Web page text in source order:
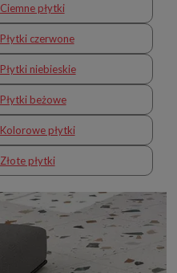
Ciemne płytki
Płytki czerwone
Płytki niebieskie
Płytki beżowe
Kolorowe płytki
Złote płytki